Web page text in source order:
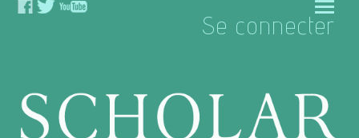
Se connecter